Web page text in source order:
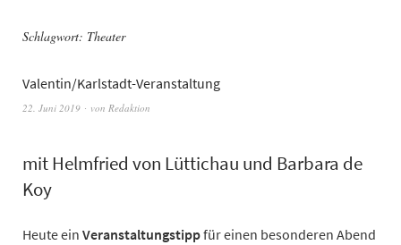
Schlagwort: Theater
Valentin/Karlstadt-Veranstaltung
22. Juni 2019 von Redaktion
mit Helmfried von Lüttichau und Barbara de
Koy
Heute ein Veranstaltungstippfür einen besonderen Abend